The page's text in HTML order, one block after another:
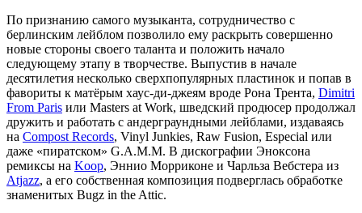
По признанию самого музыканта, сотрудничество с
берлинским лейблом позволило ему раскрыть совершенно
новые стороны своего таланта и положить начало
следующему этапу в творчестве. Выпустив в начале
десятилетия несколько сверхпопулярных пластинок и попав в
фавориты к матёрым хаус-ди-джеям вроде Рона Трента, Dimitri
From Paris или Masters at Work, шведский продюсер продолжал
дружить и работать с андерграундными лейблами, издаваясь
на Compost Records, Vinyl Junkies, Raw Fusion, Especial или
даже «пиратском» G.A.M.M. В дискографии Эноксона
ремиксы на Koop, Эннио Морриконе и Чарльза Вебстера из
Atjazz, а его собственная композиция подверглась обработке
знаменитых Bugz in the Attic.